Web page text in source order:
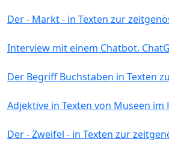
Der - Markt - in Texten zur
Interview mit einem Chatbot.
Der Begriff Buchstaben in Texten
Adjektive in Texten von Museen im
Der - Zweifel - in Texten zur